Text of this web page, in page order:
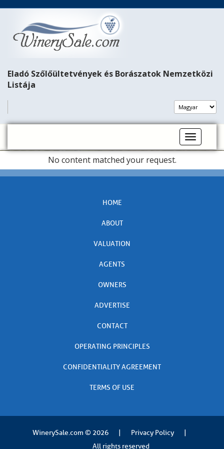
Eladó Szőlőültetvények és Borászatok Nemzetközi
Listája
Toggle
No content matched your request.
HOME
ABOUT
VALUATION
AGENTS
OWNERS
ADVERTISE
CONTACT
OPERATING PRINCIPLES
CONFIDENTIALITY AGREEMENT
TERMS OF USE
WinerySale.com © 2026 | Privacy Policy
|
All rights reserved